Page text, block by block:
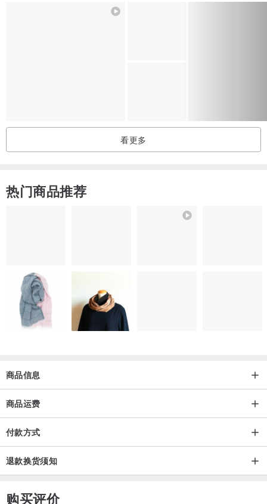
石，能将体温转换为远红外线能量，帮助快速入睡，并加长深度睡眠
看更多
热门商品推荐
商品信息
商品运费
付款方式
退款换货须知
购买评价